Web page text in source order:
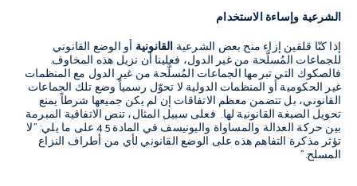
الشرعية وإساءة الاستخدام
إذا كنّا قلقين إزاء منح بعض الشرعية القانونية أو الوضع القانوني
للجماعات المُسلَّحة من غير الدول، فعلينا أن نزيل هذه المخاوف.
فالصكوك التي تبرمها الجماعات المُسلَّحة من غير الدول مع المنظمات
غير الحكومية أو المنظمات الدولية لا تحوّل رسمياً وضع تلك الجماعات
القانوني، بل تتضمن معظم الاتفاقات إن لم يكن جميعها شرطاً يمنع
تحويل الصبغة القانونية لها. فعلى سبيل المثال، تنص الاتفاقية المبرمة
بين حركة العدالة والمساواة واليونيسف في المادة 4.5 على ما يلي: "لا
تؤثر مذكرة التفاهم هذه على الوضع القانوني لأي من أطراف النزاع
المسلح."